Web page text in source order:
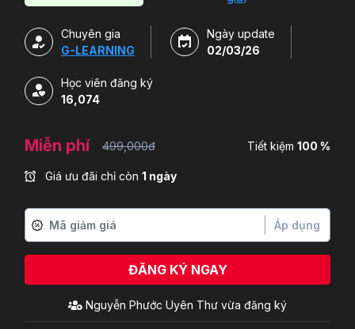
Gitiho ngay hôm nay nào.
Chuyên gia
G-LEARNING
Ngày update
02/03/26
Học viên đăng ký
16,074
Miễn phí 499,000đ Tiết kiệm 100 %
Giá ưu đãi chỉ còn 1 ngày
Áp dụng
ĐĂNG KÝ NGAY